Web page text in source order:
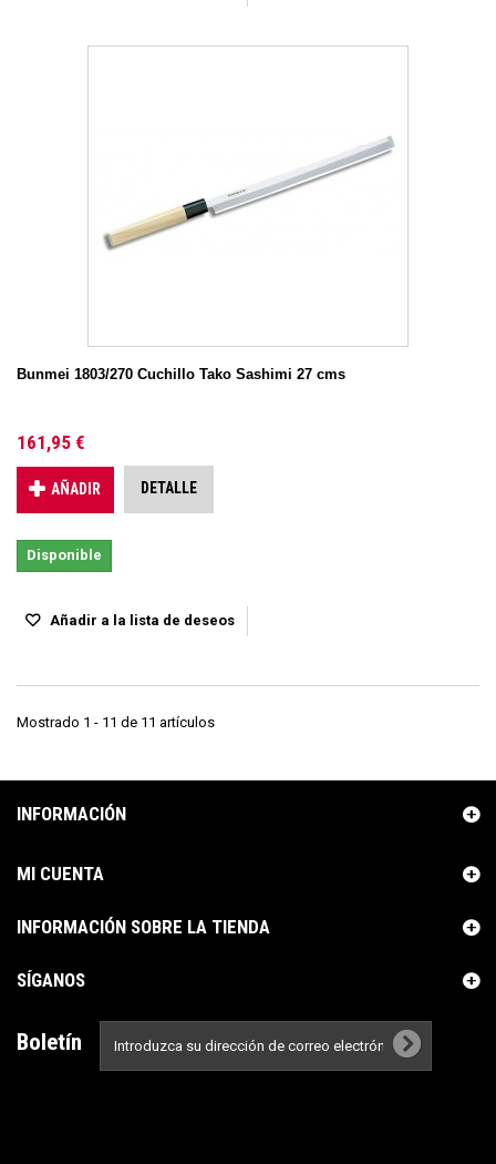
Bunmei 1803/270 Cuchillo Tako Sashimi 27 cms
161,95 €
AÑADIR DETALLE
Disponible
Añadir a la lista de deseos
Mostrado 1 - 11 de 11 artículos
INFORMACIÓN
MI CUENTA
INFORMACIÓN SOBRE LA TIENDA
SÍGANOS
Boletín